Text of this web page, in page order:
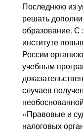
Последнюю из
решать
образование.
институте
России
учебным
случаев
«Правовые и
налоговых